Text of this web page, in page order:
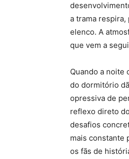
a trama
elenco. A
que vem a
Quando a noite
do dormitório
opressiva de
reflexo direto
desafios
mais constante
os fãs de